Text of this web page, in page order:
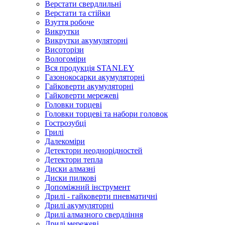
Верстати свердлильні
Верстати та стійки
Взуття робоче
Викрутки
Викрутки акумуляторні
Висоторізи
Вологоміри
Вся продукція STANLEY
Газонокосарки акумуляторні
Гайковерти акумуляторні
Гайковерти мережеві
Головки торцеві
Головки торцеві та набори головок
Гострозубці
Грилі
Далекоміри
Детектори неоднорідностей
Детектори тепла
Диски алмазні
Диски пилкові
Допоміжний інструмент
Дрилі - гайковерти пневматичні
Дрилі акумуляторні
Дрилі алмазного свердління